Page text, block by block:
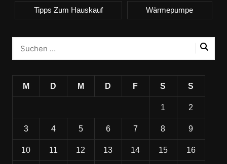
Tipps Zum Hauskauf Wärmepumpe
M D M D F S S
1 2
3 4 5 6 7 8 9
10 11 12 13 14 15 16